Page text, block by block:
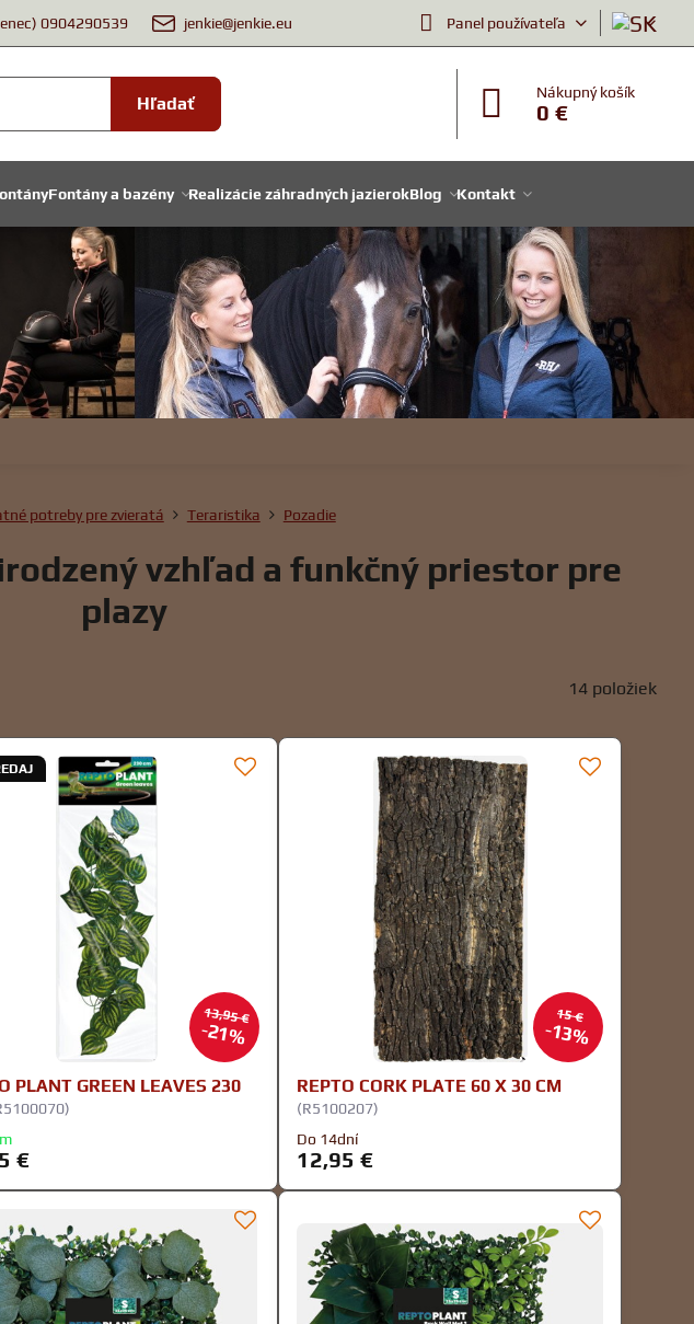
0904290539 jenkie@jenkie.eu Panel používateľa
Hľadať
Nákupný košík
0 €
Fontány a bazény Realizácie záhradných jazierokBlog Kontakt
potreby pre zvieratá Teraristika Pozadie
vzhľad a funkčný priestor pre
plazy
14 položiek
13,95 €
21%
PLANT GREEN LEAVES 230
€
15 €
13%
REPTO CORK PLATE 60 X 30 CM
(R5100207)
Do 14dní
12,95 €